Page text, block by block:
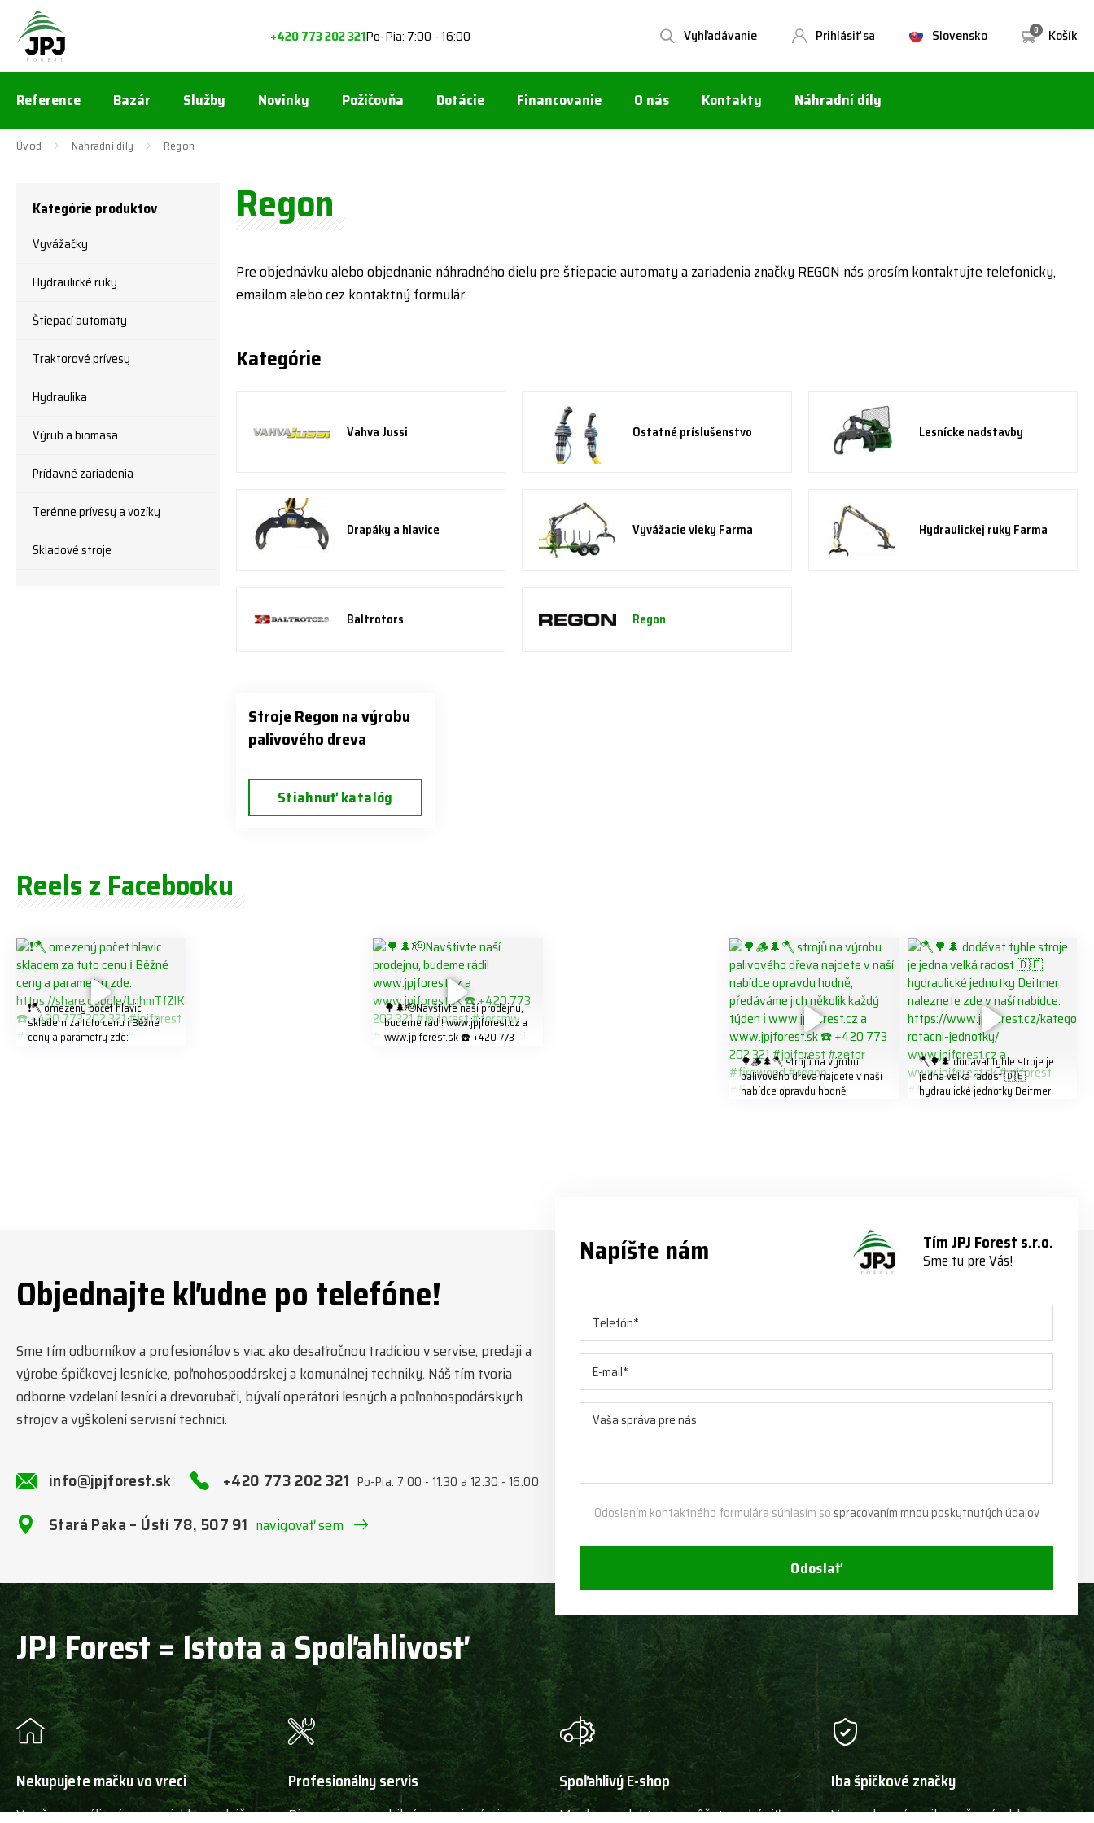
+420 773 202 321Po-Pia: 7:00 - 16:00 0 Košík
Slovensko
Prihlásiť sa
Vyhľadávanie
Reference Bazár Služby Novinky Požičovňa Dotácie Financovanie O nás Kontakty Náhradní díly
Úvod Náhradní díly Regon
Kategórie produktov
Vyvážačky
Hydraulické ruky
Štiepací automaty
Traktorové prívesy
Hydraulika
Výrub a biomasa
Prídavné zariadenia
Terénne prívesy a vozíky
Skladové stroje
Regon
Pre objednávku alebo objednanie náhradného dielu pre štiepacie automaty a zariadenia značky REGON nás prosím kontaktujte telefonicky,
emailom alebo cez kontaktný formulár.
Kategórie
Vahva Jussi Ostatné príslušenstvo Lesnícke nadstavby
Drapáky a hlavice Vyvážacie vleky Farma Hydraulickej ruky Farma
Baltrotors Regon
Stroje Regon na výrobu
palivového dreva
Stiahnuť katalóg
Reels z Facebooku
❗️🪓 omezený počet hlavic
skladem za tuto cenu ℹ️ Běžné
ceny a parametry zde:
🌳🌲🫡Navštivte naší prodejnu,
budeme rádi! www.jpjforest.cz a
www.jpjforest.sk ☎️ +420 773
🌳🪵🌲🪓 strojů na výrobu
palivového dřeva najdete v naší
nabídce opravdu hodně,
🪓🌳🌲 dodávat tyhle stroje je
jedna velká radost 🇩🇪
hydraulické jednotky Deitmer
Objednajte kľudne po telefóne!
Sme tím odborníkov a profesionálov s viac ako desaťročnou tradíciou v servise, predaji a
výrobe špičkovej lesnícke, poľnohospodárskej a komunálnej techniky. Náš tím tvoria
odborne vzdelaní lesníci a drevorubači, bývalí operátori lesných a poľnohospodárskych
strojov a vyškolení servisní technici.
info@jpjforest.sk +420 773 202 321 Po-Pia: 7:00 - 11:30 a 12:30 - 16:00
Stará Paka – Ústí 78, 507 91 navigovať sem
Napíšte nám Tím JPJ Forest s.r.o.
Sme tu pre Vás!
Odoslaním kontaktného formulára súhlasím so spracovaním mnou poskytnutých údajov
Odoslať
JPJ Forest = Istota a Spoľahlivosť
Nekupujete mačku vo vreci
V našom areáli máme rozsiahlu predajňu
Profesionálny servis
Disponujeme mobilnými servisnými vozy,
Spoľahlivý E-shop
Mnoho produktov tu môžete nakúpiť
Iba špičkové značky
V ponuke máme iba naše výrobky a